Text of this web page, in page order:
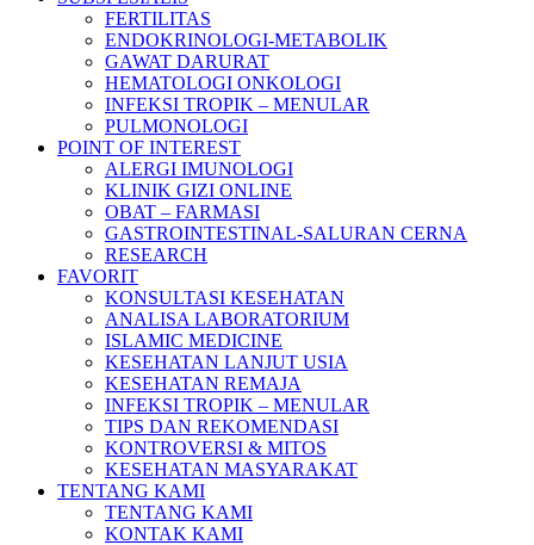
FERTILITAS
ENDOKRINOLOGI-METABOLIK
GAWAT DARURAT
HEMATOLOGI ONKOLOGI
INFEKSI TROPIK – MENULAR
PULMONOLOGI
POINT OF INTEREST
ALERGI IMUNOLOGI
KLINIK GIZI ONLINE
OBAT – FARMASI
GASTROINTESTINAL-SALURAN CERNA
RESEARCH
FAVORIT
KONSULTASI KESEHATAN
ANALISA LABORATORIUM
ISLAMIC MEDICINE
KESEHATAN LANJUT USIA
KESEHATAN REMAJA
INFEKSI TROPIK – MENULAR
TIPS DAN REKOMENDASI
KONTROVERSI & MITOS
KESEHATAN MASYARAKAT
TENTANG KAMI
TENTANG KAMI
KONTAK KAMI